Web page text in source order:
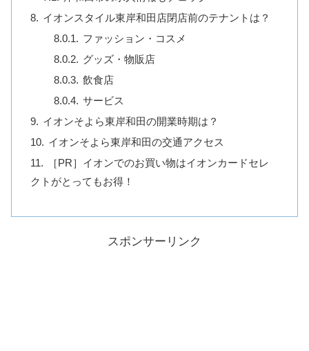
イオンスタイル東岸和田店閉店前のテナントは？
ファッション・コスメ
グッズ・物販店
飲食店
サービス
イオンそよら東岸和田の開業時期は？
イオンそよら東岸和田の交通アクセス
［PR］イオンでのお買い物はイオンカードセレ
クトがとってもお得！
スポンサーリンク